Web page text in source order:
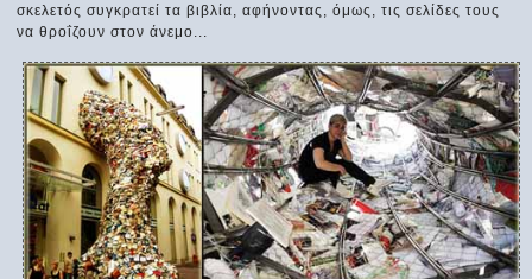
σκελετός συγκρατεί τα βιβλία, αφήνοντας, όμως, τις σελίδες τους
να θροΐζουν στον άνεμο...